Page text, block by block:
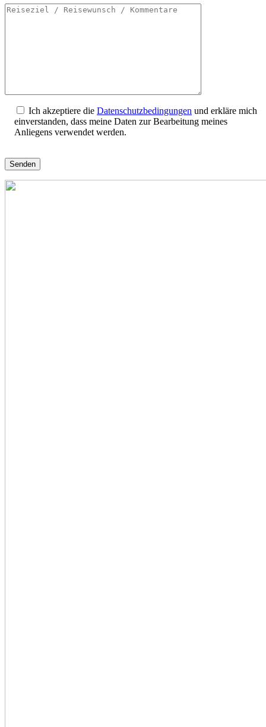
Ich akzeptiere die Datenschutzbedingungen und erkläre mich
einverstanden, dass meine Daten zur Bearbeitung meines
Anliegens verwendet werden.
lasse
Feld